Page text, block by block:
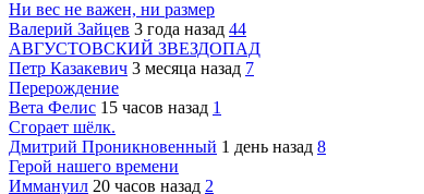
Ни вес не важен, ни размер
Валерий Зайцев 3 года назад 44
АВГУСТОВСКИЙ ЗВЕЗДОПАД
Петр Казакевич 3 месяца назад 7
Перерождение
Вета Фелис 15 часов назад 1
Сгорает шёлк.
Дмитрий Проникновенный 1 день назад 8
Герой нашего времени
Иммануил 20 часов назад 2